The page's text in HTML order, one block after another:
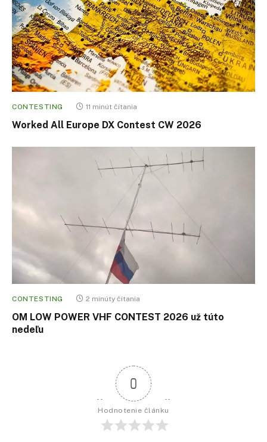
CONTESTING 11 minút čítania
Worked All Europe DX Contest CW 2026
CONTESTING 2 minúty čítania
OM LOW POWER VHF CONTEST 2026 už túto
nedeľu
0
Hodnotenie článku